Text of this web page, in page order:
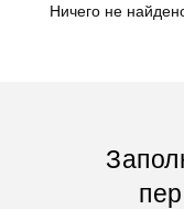
Ничего не